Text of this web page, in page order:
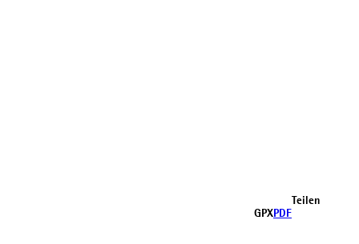
GPXPDF
Teilen